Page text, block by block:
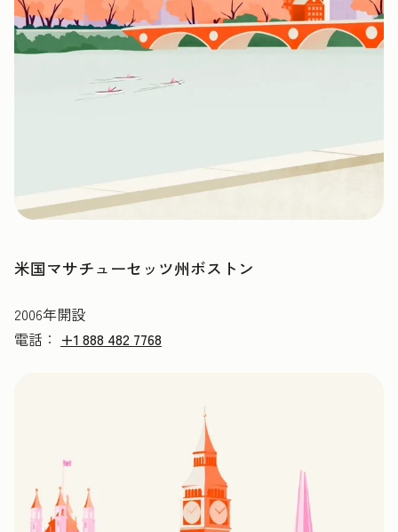
米国マサチューセッツ州ボストン
2006年開設
電話： +1 888 482 7768